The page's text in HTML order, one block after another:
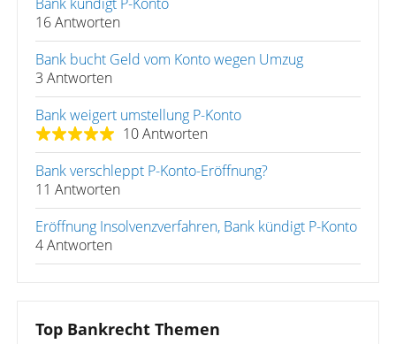
16 Antworten
Bank bucht Geld vom Konto wegen Umzug
3 Antworten
Bank weigert umstellung P-Konto
10 Antworten
Bank verschleppt P-Konto-Eröffnung?
11 Antworten
Eröffnung Insolvenzverfahren, Bank kündigt P-Konto
4 Antworten
Top Bankrecht Themen